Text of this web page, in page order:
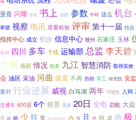
亚音 闪耀 合在 书上 说的 参数 咋样 这么 机台
举措 视察 电讯 质量检验 评审 第十一届 结合
指挥中心 成立 初步 信息中心 赣州 石家庄 玉林
今日 四川 多车 干线 运输部 总监 李天碧
大脑 场面 情况 电务 九江 智慧消防 取得实效
会 油区 采油 河曲 亟需 不再 协助 军工 研究院 安监
要对 行业进展 威视 白马湖 两年 可能性 入网
交通车 600亩 6个 前景 居多 20日 全电 启航 大众
贵 机 能 少拉 常 Bluetooth 内 当 且 也 信 成 地极